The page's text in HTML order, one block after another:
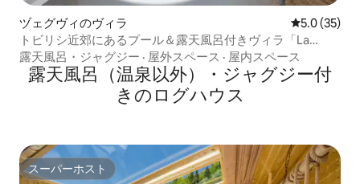
ヅェグヴィのヴィラ レビュー35
5.0 (35)
トビリシ近郊にあるプール＆露天風呂付きヴィラ「La
Villetta」
露天風呂・ジャグジー · 屋外スペース · 屋内スペース
露天風呂（温泉以外）・ジャグジー付
きのログハウス
スーパーホスト
スーパーホスト